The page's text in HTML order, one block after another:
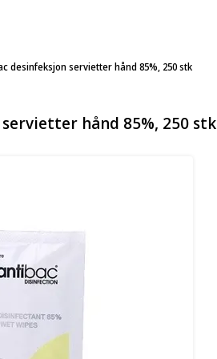
desinfeksjon servietter hånd 85%, 250 stk
hånd 85%, 250 stk